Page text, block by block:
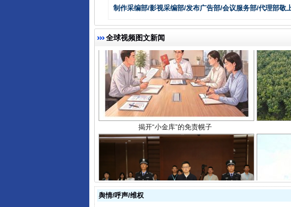
制作采编部/影视采编部/发布广告部/会议服务部/代理部敬上
全球视频图文新闻
揭开“小金库”的免责幌子
受贿1.44亿！段成刚被判无期
舆情/呼声/维权